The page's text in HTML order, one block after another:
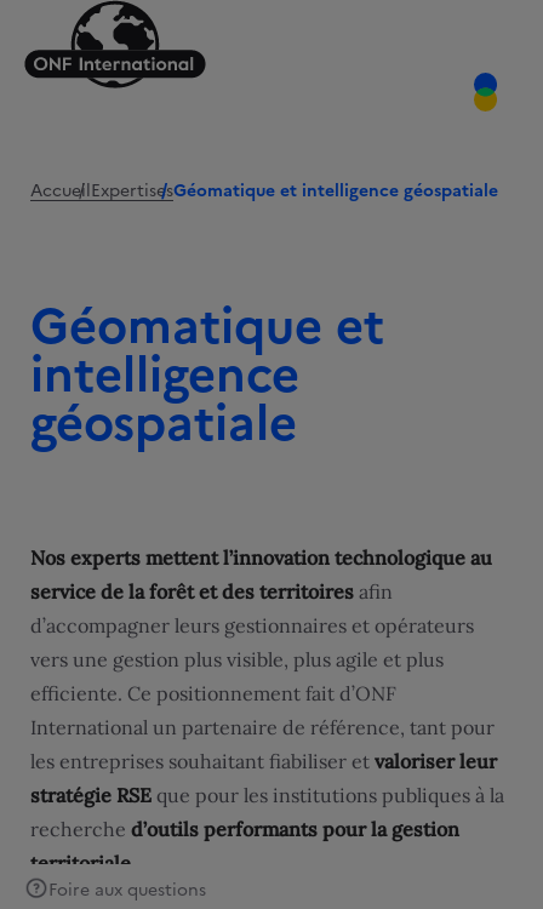
Foire aux questions
AccueilExpertisesGéomatique et intelligence géospatiale
Géomatique et
intelligence
géospatiale
Nos experts mettent l’innovation technologique au
service de la forêt et des territoires afin
d’accompagner leurs gestionnaires et opérateurs
vers une gestion plus visible, plus agile et plus
efficiente. Ce positionnement fait d’ONF
International un partenaire de référence, tant pour
les entreprises souhaitant fiabiliser et valoriser leur
stratégie RSE que pour les institutions publiques à la
recherche d’outils performants pour la gestion
territoriale